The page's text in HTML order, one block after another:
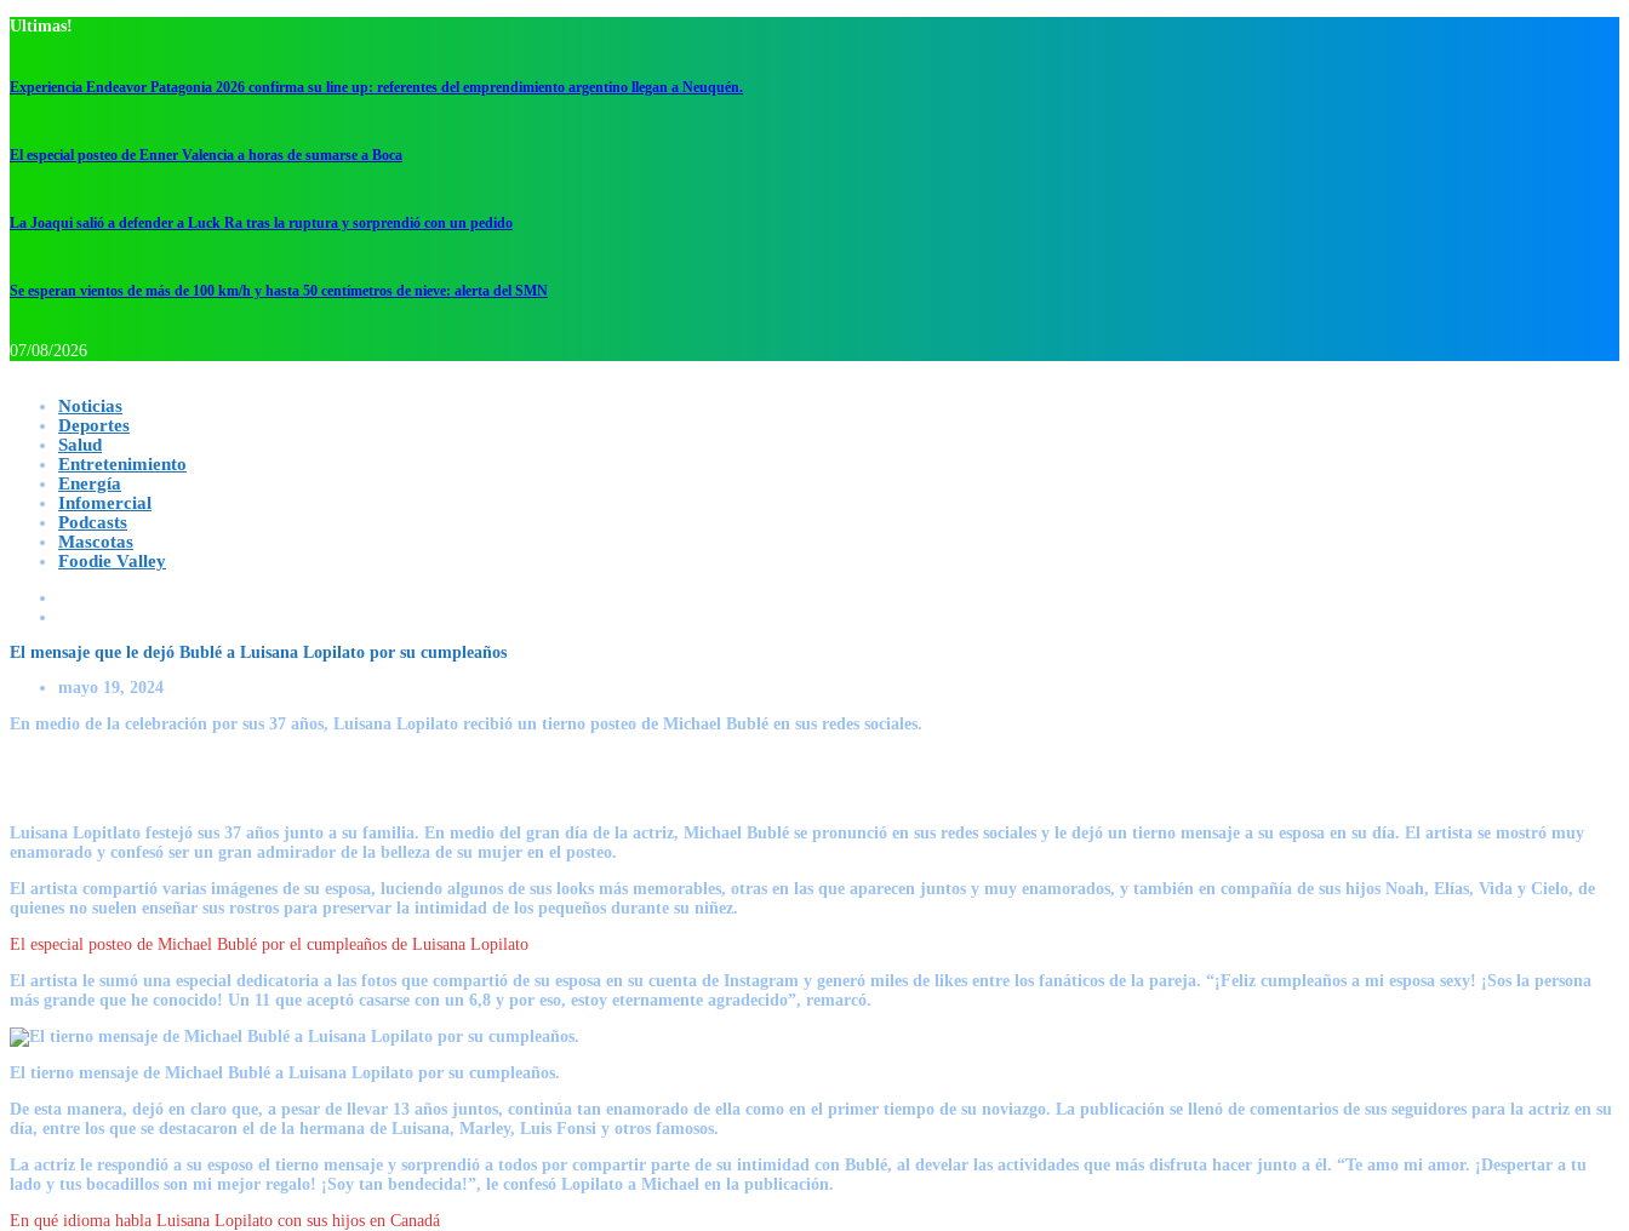
Ultimas!
Experiencia Endeavor Patagonia 2026 confirma su line up: referentes del emprendimiento argentino llegan a Neuquén.
El especial posteo de Enner Valencia a horas de sumarse a Boca
La Joaqui salió a defender a Luck Ra tras la ruptura y sorprendió con un pedido
Se esperan vientos de más de 100 km/h y hasta 50 centímetros de nieve: alerta del SMN
07/08/2026
Noticias
Deportes
Salud
Entretenimiento
Energía
Infomercial
Podcasts
Mascotas
Foodie Valley
El mensaje que le dejó Bublé a Luisana Lopilato por su cumpleaños
mayo 19, 2024
En medio de la celebración por sus 37 años, Luisana Lopilato recibió un tierno posteo de Michael Bublé en sus redes sociales.
Luisana Lopitlato festejó sus 37 años junto a su familia. En medio del gran día de la actriz, Michael Bublé se pronunció en sus redes sociales y le dejó un tierno mensaje a su esposa en su día. El artista se mostró muy
enamorado y confesó ser un gran admirador de la belleza de su mujer en el posteo.
El artista compartió varias imágenes de su esposa, luciendo algunos de sus looks más memorables, otras en las que aparecen juntos y muy enamorados, y también en compañía de sus hijos Noah, Elías, Vida y Cielo, de
quienes no suelen enseñar sus rostros para preservar la intimidad de los pequeños durante su niñez.
El especial posteo de Michael Bublé por el cumpleaños de Luisana Lopilato
El artista le sumó una especial dedicatoria a las fotos que compartió de su esposa en su cuenta de Instagram y generó miles de likes entre los fanáticos de la pareja. “¡Feliz cumpleaños a mi esposa sexy! ¡Sos la persona
más grande que he conocido! Un 11 que aceptó casarse con un 6,8 y por eso, estoy eternamente agradecido”, remarcó.
El tierno mensaje de Michael Bublé a Luisana Lopilato por su cumpleaños.
De esta manera, dejó en claro que, a pesar de llevar 13 años juntos, continúa tan enamorado de ella como en el primer tiempo de su noviazgo. La publicación se llenó de comentarios de sus seguidores para la actriz en su
día, entre los que se destacaron el de la hermana de Luisana, Marley, Luis Fonsi y otros famosos.
La actriz le respondió a su esposo el tierno mensaje y sorprendió a todos por compartir parte de su intimidad con Bublé, al develar las actividades que más disfruta hacer junto a él. “Te amo mi amor. ¡Despertar a tu
lado y tus bocadillos son mi mejor regalo! ¡Soy tan bendecida!”, le confesó Lopilato a Michael en la publicación.
En qué idioma habla Luisana Lopilato con sus hijos en Canadá